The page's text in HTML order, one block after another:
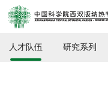
人才队伍 研究系列